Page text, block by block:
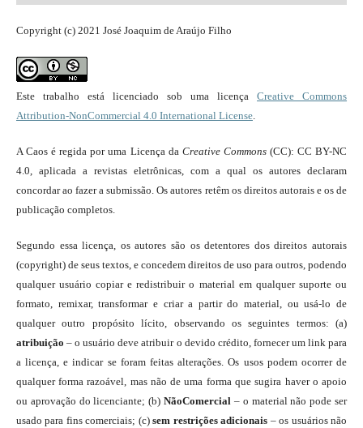
Copyright (c) 2021 José Joaquim de Araújo Filho
Este trabalho está licenciado sob uma licençaCreative Commons
Attribution-NonCommercial 4.0 International License.
A Caos é regida por uma Licença da Creative Commons(CC): CC BY-NC
4.0, aplicada a revistas eletrônicas, com a qual os autores declaram
concordar ao fazer a submissão. Os autores retêm os direitos autorais e os de
publicação completos.
Segundo essa licença, os autores são os detentores dos direitos autorais
(copyright) de seus textos, e concedem direitos de uso para outros, podendo
qualquer usuário copiar e redistribuir o material em qualquer suporte ou
formato, remixar, transformar e criar a partir do material, ou usá-lo de
qualquer outro propósito lícito, observando os seguintes termos: (a)
atribuição – o usuário deve atribuir o devido crédito, fornecer um link para
a licença, e indicar se foram feitas alterações. Os usos podem ocorrer de
qualquer forma razoável, mas não de uma forma que sugira haver o apoio
ou aprovação do licenciante; (b)NãoComercial – o material não pode ser
usado para fins comerciais; (c)sem restrições adicionais – os usuários não